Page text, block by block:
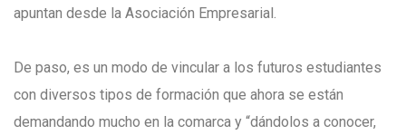
apuntan desde la Asociación Empresarial.
De paso, es un modo de vincular a los futuros estudiantes
con diversos tipos de formación que ahora se están
demandando mucho en la comarca y “dándolos a conocer,